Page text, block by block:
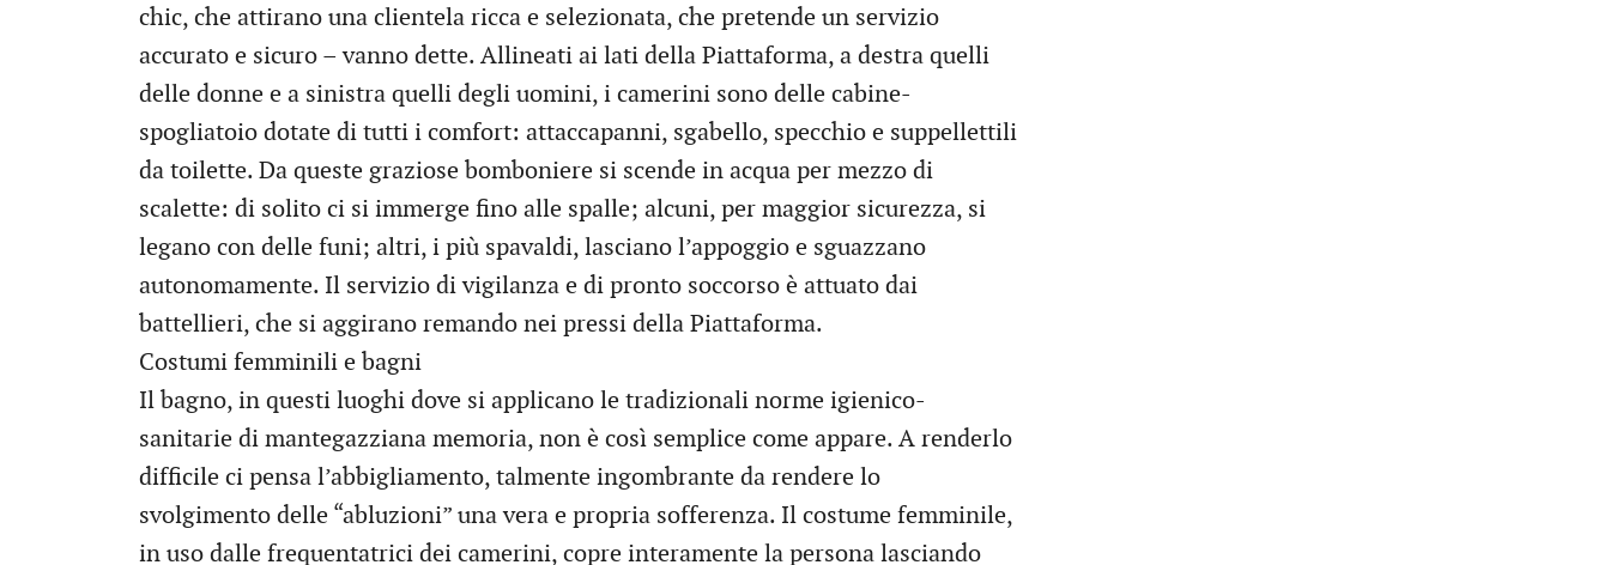
chic, che attirano una clientela ricca e selezionata, che pretende un servizio
accurato e sicuro – vanno dette. Allineati ai lati della Piattaforma, a destra quelli
delle donne e a sinistra quelli degli uomini, i camerini sono delle cabine-
spogliatoio dotate di tutti i comfort: attaccapanni, sgabello, specchio e suppellettili
da toilette. Da queste graziose bomboniere si scende in acqua per mezzo di
scalette: di solito ci si immerge fino alle spalle; alcuni, per maggior sicurezza, si
legano con delle funi; altri, i più spavaldi, lasciano l’appoggio e sguazzano
autonomamente. Il servizio di vigilanza e di pronto soccorso è attuato dai
battellieri, che si aggirano remando nei pressi della Piattaforma.
Costumi femminili e bagni
Il bagno, in questi luoghi dove si applicano le tradizionali norme igienico-
sanitarie di mantegazziana memoria, non è così semplice come appare. A renderlo
difficile ci pensa l’abbigliamento, talmente ingombrante da rendere lo
svolgimento delle “abluzioni” una vera e propria sofferenza. Il costume femminile,
in uso dalle frequentatrici dei camerini, copre interamente la persona lasciando